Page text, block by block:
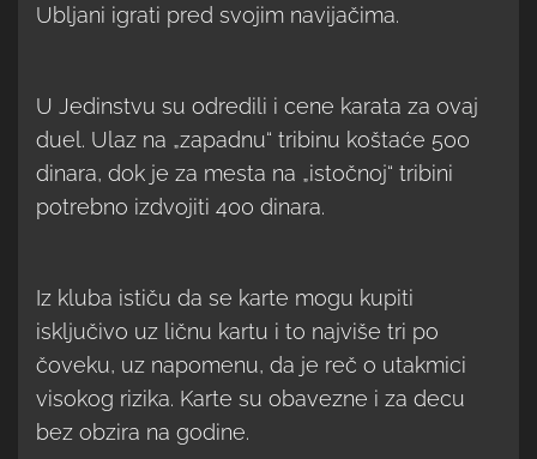
Ubljani igrati pred svojim navijačima.
U Jedinstvu su odredili i cene karata za ovaj
duel. Ulaz na „zapadnu“ tribinu koštaće 500
dinara, dok je za mesta na „istočnoj“ tribini
potrebno izdvojiti 400 dinara.
Iz kluba ističu da se karte mogu kupiti
isključivo uz ličnu kartu i to najviše tri po
čoveku, uz napomenu, da je reč o utakmici
visokog rizika. Karte su obavezne i za decu
bez obzira na godine.